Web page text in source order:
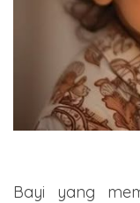
Bayi yang